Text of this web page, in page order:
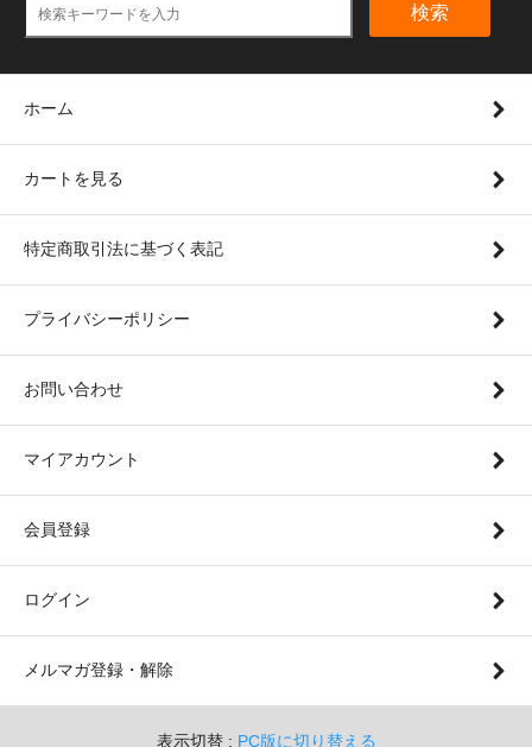
検索
ホーム
カートを見る
特定商取引法に基づく表記
プライバシーポリシー
お問い合わせ
マイアカウント
会員登録
ログイン
メルマガ登録・解除
表示切替 : PC版に切り替える